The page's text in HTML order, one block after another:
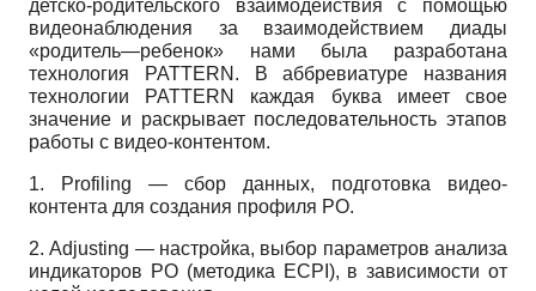
детско-родительского взаимодействия с помощью
видеонаблюдения за взаимодействием диа­ды
«родитель—ребенок» нами была разработана
технология
PATTERN.
В аббревиатуре названия
технологии
PATTERN каждая буква имеет свое
значение и раскрывает последовательность этапов
работы с видео-кон­тентом.
1. Profiling — сбор данных, подготовка видео-
контента для создания профиля РО.
2.Adjusting — настройка, выбор параметров анализа
индикаторов РО (методика ECPI), в зависимости от